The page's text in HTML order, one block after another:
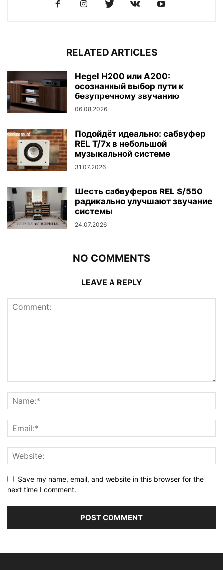
RELATED ARTICLES
Hegel H200 или A200:
осознанный выбор пути к
безупречному звучанию
06.08.2026
Подойдёт идеально: сабвуфер
REL T/7x в небольшой
музыкальной системе
31.07.2026
Шесть сабвуферов REL S/550
радикально улучшают звучание
системы
24.07.2026
NO COMMENTS
LEAVE A REPLY
Save my name, email, and website in this browser for the
next time I comment.